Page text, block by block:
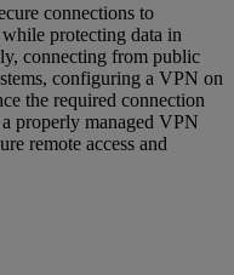
connections to
protecting data in
connecting from public
configuring a VPN on
the required connection
properly managed VPN
remote access and